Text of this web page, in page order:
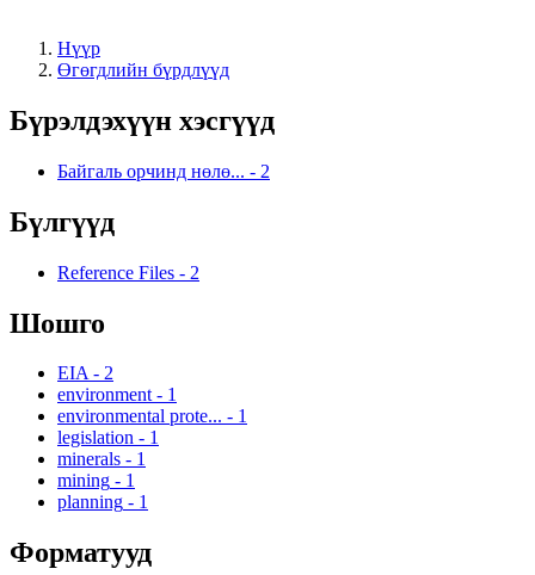
Нүүр
Өгөгдлийн бүрдлүүд
Бүрэлдэхүүн хэсгүүд
Байгаль орчинд нөлө... - 2
Бүлгүүд
Reference Files - 2
Шошго
EIA - 2
environment - 1
environmental prote... - 1
legislation - 1
minerals - 1
mining - 1
planning - 1
Форматууд